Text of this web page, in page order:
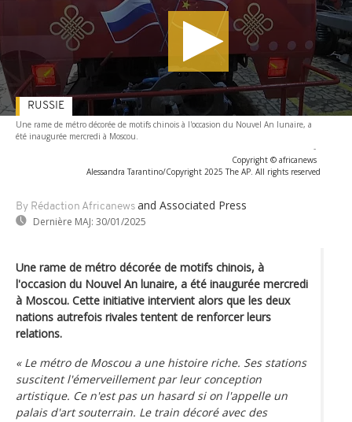
Une rame de métro décorée de motifs chinois à l'occasion du Nouvel An lunaire, a
été inaugurée mercredi à Moscou.
-
Copyright © africanews
Alessandra Tarantino/Copyright 2025 The AP. All rights reserved
By Rédaction Africanews and Associated Press
Dernière MAJ: 30/01/2025
RUSSIE
Une rame de métro décorée de motifs chinois, à
l'occasion du Nouvel An lunaire, a été inaugurée mercredi
à Moscou. Cette initiative intervient alors que les deux
nations autrefois rivales tentent de renforcer leurs
relations.
« Le métro de Moscou a une histoire riche. Ses stations
suscitent l'émerveillement par leur conception
artistique. Ce n'est pas un hasard si on l'appelle un
palais d'art souterrain. Le train décoré avec des